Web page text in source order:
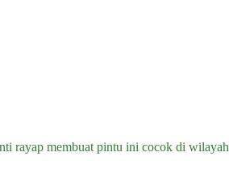
rayap membuat pintu ini cocok di wilayah